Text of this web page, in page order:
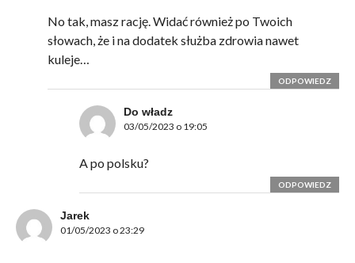
No tak, masz rację. Widać również po Twoich
słowach, że i na dodatek służba zdrowia nawet
kuleje…
ODPOWIEDZ
Do władz
03/05/2023 o 19:05
A po polsku?
ODPOWIEDZ
Jarek
01/05/2023 o 23:29